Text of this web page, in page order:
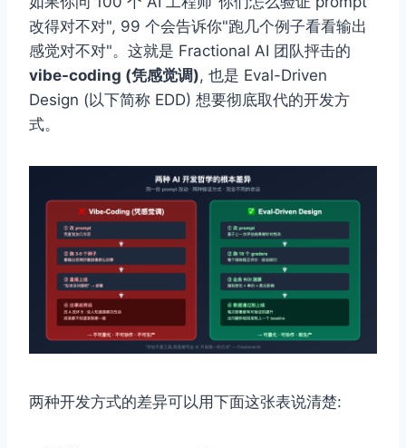
改得对不对", 99 个会告诉你"跑几个例子看看输出
感觉对不对"。这就是 Fractional AI 团队抨击的
vibe-coding (凭感觉调), 也是 Eval-Driven
Design (以下简称 EDD) 想要彻底取代的开发方
式。
两种开发方式的差异可以用下面这张表说清楚: